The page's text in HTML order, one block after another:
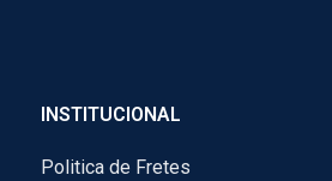
INSTITUCIONAL
Politica de Fretes